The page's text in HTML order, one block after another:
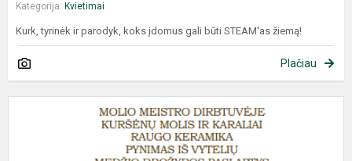
Kategorija: Kvietimai
Kurk, tyrinėk ir parodyk, koks įdomus gali būti STEAM'as žiemą!
Plačiau